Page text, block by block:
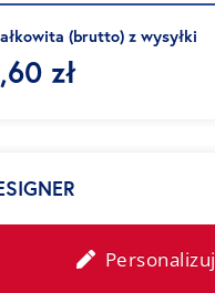
(brutto) z wysyłki
zł
Personalizuj